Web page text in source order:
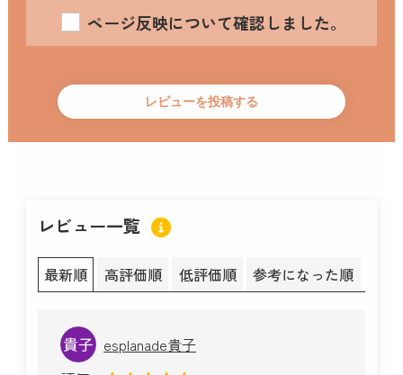
ページ反映について確認しました。
レビュー一覧
最新順 高評価順 低評価順 参考になった順
esplanade貴子